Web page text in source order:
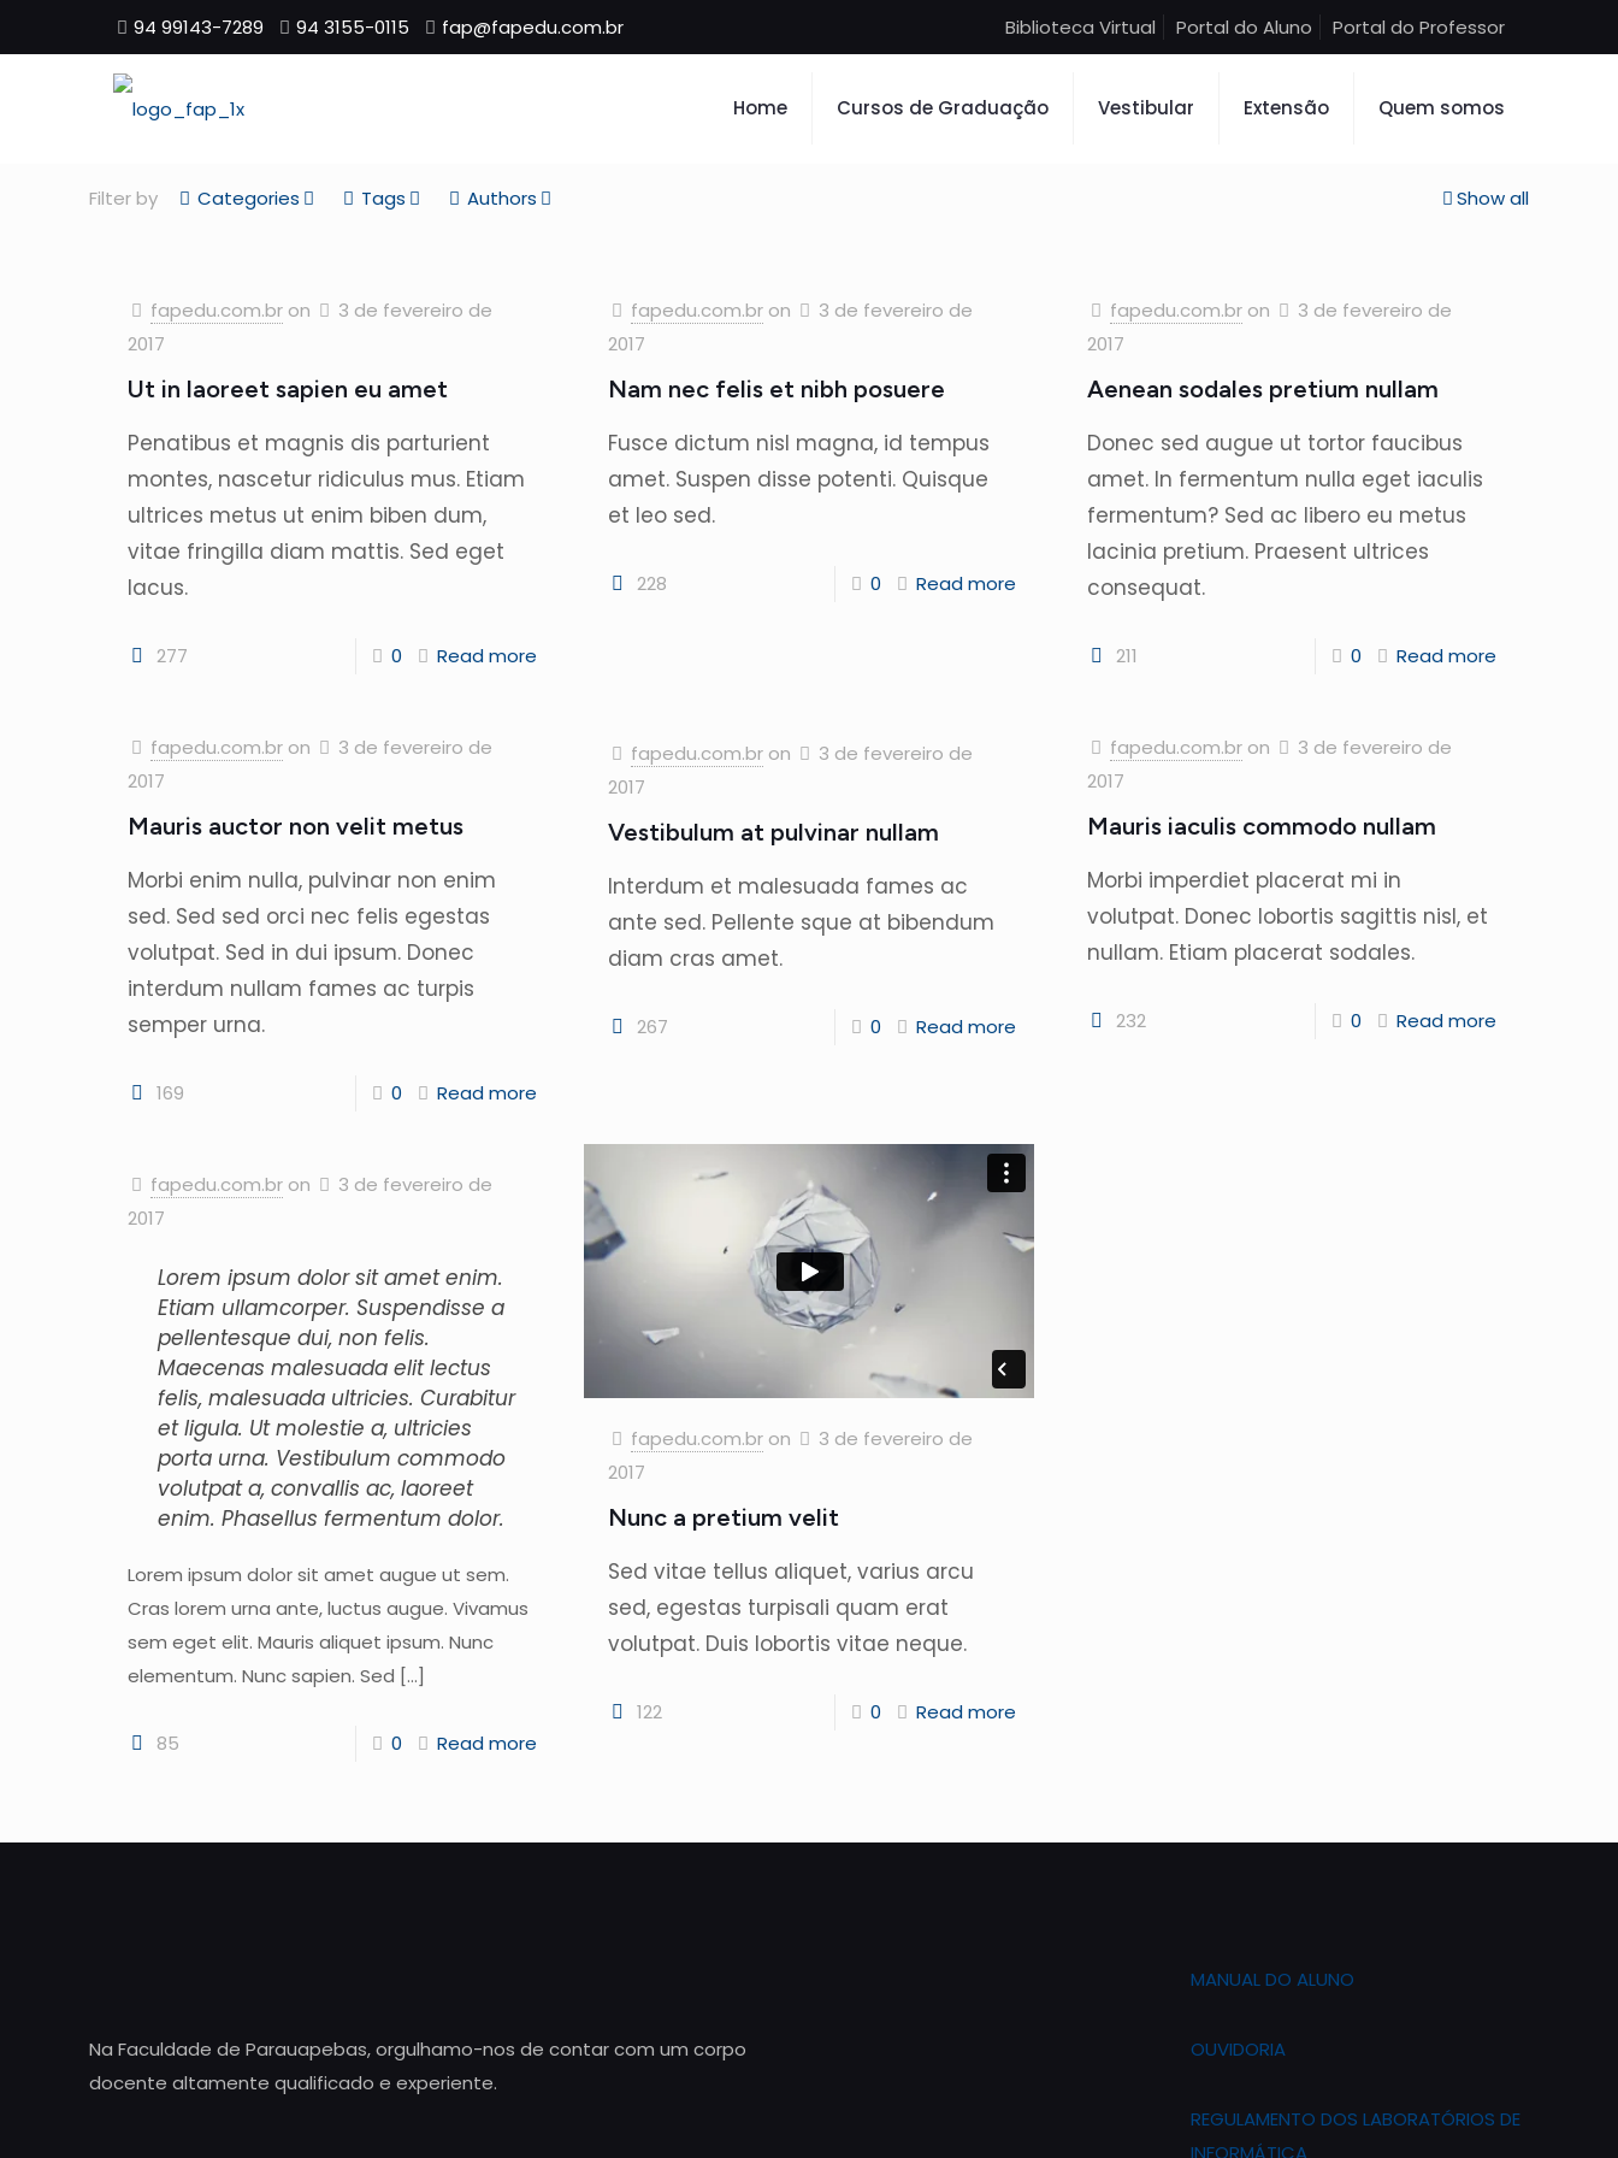
94 99143-7289 94 3155-0115 fap@fapedu.com.br Biblioteca Virtual Portal do Aluno Portal do Professor
Home Cursos de Graduação Vestibular Extensão Quem somos
Filter by Categories Tags Authors Show all
fapedu.com.br on
3 de fevereiro de
2017
Ut in laoreet sapien eu amet
Penatibus et magnis dis parturient
montes, nascetur ridiculus mus. Etiam
ultrices metus ut enim biben dum,
vitae fringilla diam mattis. Sed eget
lacus.
277 0 Read more
fapedu.com.br on
3 de fevereiro de
2017
Nam nec felis et nibh posuere
Fusce dictum nisl magna, id tempus
amet. Suspen disse potenti. Quisque
et leo sed.
228 0 Read more
fapedu.com.br on
3 de fevereiro de
2017
Aenean sodales pretium nullam
Donec sed augue ut tortor faucibus
amet. In fermentum nulla eget iaculis
fermentum? Sed ac libero eu metus
lacinia pretium. Praesent ultrices
consequat.
211 0 Read more
fapedu.com.br on
3 de fevereiro de
2017
Mauris auctor non velit metus
Morbi enim nulla, pulvinar non enim
sed. Sed sed orci nec felis egestas
volutpat. Sed in dui ipsum. Donec
interdum nullam fames ac turpis
semper urna.
169 0 Read more
fapedu.com.br on
3 de fevereiro de
2017
Vestibulum at pulvinar nullam
Interdum et malesuada fames ac
ante sed. Pellente sque at bibendum
diam cras amet.
267 0 Read more
fapedu.com.br on
3 de fevereiro de
2017
Mauris iaculis commodo nullam
Morbi imperdiet placerat mi in
volutpat. Donec lobortis sagittis nisl, et
nullam. Etiam placerat sodales.
232 0 Read more
fapedu.com.br on
3 de fevereiro de
2017
Lorem ipsum dolor sit amet enim.
Etiam ullamcorper. Suspendisse a
pellentesque dui, non felis.
Maecenas malesuada elit lectus
felis, malesuada ultricies. Curabitur
et ligula. Ut molestie a, ultricies
porta urna. Vestibulum commodo
volutpat a, convallis ac, laoreet
enim. Phasellus fermentum dolor.
Lorem ipsum dolor sit amet augue ut sem.
Cras lorem urna ante, luctus augue. Vivamus
sem eget elit. Mauris aliquet ipsum. Nunc
elementum. Nunc sapien. Sed […]
85 0 Read more
fapedu.com.br on
3 de fevereiro de
2017
Nunc a pretium velit
Sed vitae tellus aliquet, varius arcu
sed, egestas turpisali quam erat
volutpat. Duis lobortis vitae neque.
122 0 Read more
Na Faculdade de Parauapebas, orgulhamo-nos de contar com um corpo
docente altamente qualificado e experiente.
MANUAL DO ALUNO
OUVIDORIA
REGULAMENTO DOS LABORATÓRIOS DE
INFORMÁTICA